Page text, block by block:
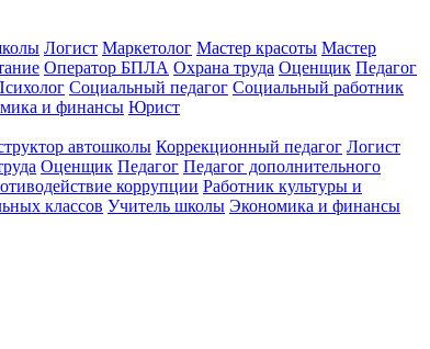
Логист Маркетолог Мастер красоты Мастер
Оператор БПЛА Охрана труда Оценщик Педагог
Социальный педагог Социальный работник
и финансы Юрист
автошколы Коррекционный педагог Логист
Оценщик Педагог Педагог дополнительного
коррупции Работник культуры и
классов Учитель школы Экономика и финансы